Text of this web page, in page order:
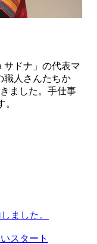
サドナ」の代表マ
職人さんたちか
ました。手仕事
ました。
スタート